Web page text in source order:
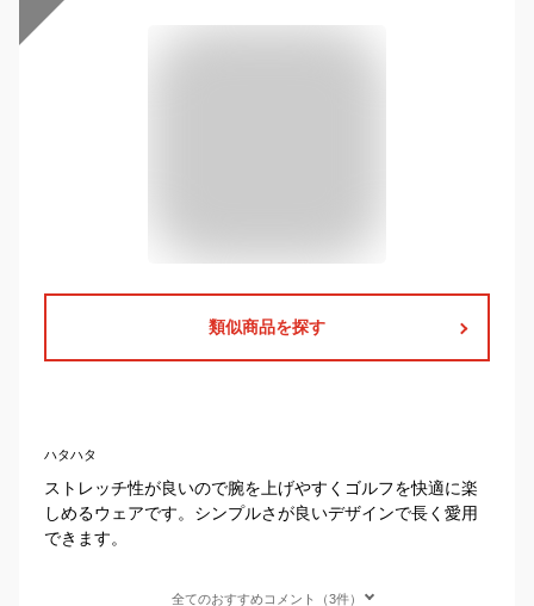
類似商品を探す
ハタハタ
ストレッチ性が良いので腕を上げやすくゴルフを快適に楽
しめるウェアです。シンプルさが良いデザインで長く愛用
できます。
全てのおすすめコメント（3件）